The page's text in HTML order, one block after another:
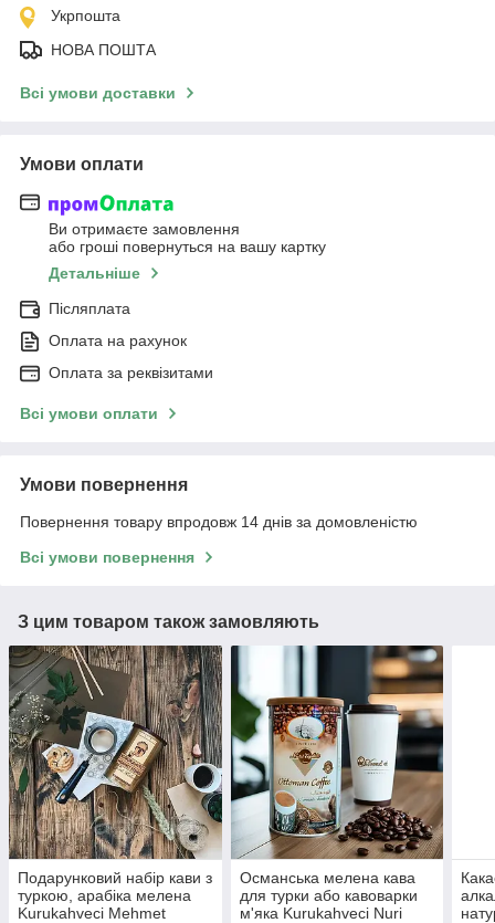
Укрпошта
НОВА ПОШТА
Всі умови доставки
Умови оплати
Ви отримаєте замовлення
або гроші повернуться на вашу картку
Детальніше
Післяплата
Оплата на рахунок
Оплата за реквізитами
Всі умови оплати
Умови повернення
Повернення товару впродовж 14 днів за домовленістю
Всі умови повернення
З цим товаром також замовляють
Подарунковий набір кави з
туркою, арабіка мелена
Kurukahveci Mehmet
Османська мелена кава
для турки або кавоварки
м'яка Kurukahveci Nuri